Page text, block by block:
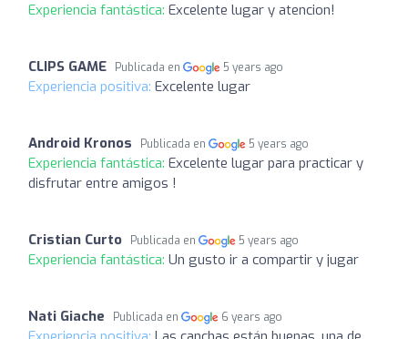
Experiencia fantástica: Excelente lugar y atencion!
CLIPS GAME Publicada en 5 years ago
Experiencia positiva: Excelente lugar
Android Kronos Publicada en 5 years ago
Experiencia fantástica: Excelente lugar para practicar y
disfrutar entre amigos !
Cristian Curto Publicada en 5 years ago
Experiencia fantástica: Un gusto ir a compartir y jugar
Nati Giache Publicada en 6 years ago